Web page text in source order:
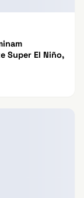
Super El Niño,